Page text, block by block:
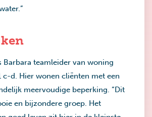
Barbara teamleider van woning
c-d. Hier wonen cliënten met een
meervoudige beperking. “Dit
en bijzondere groep. Het